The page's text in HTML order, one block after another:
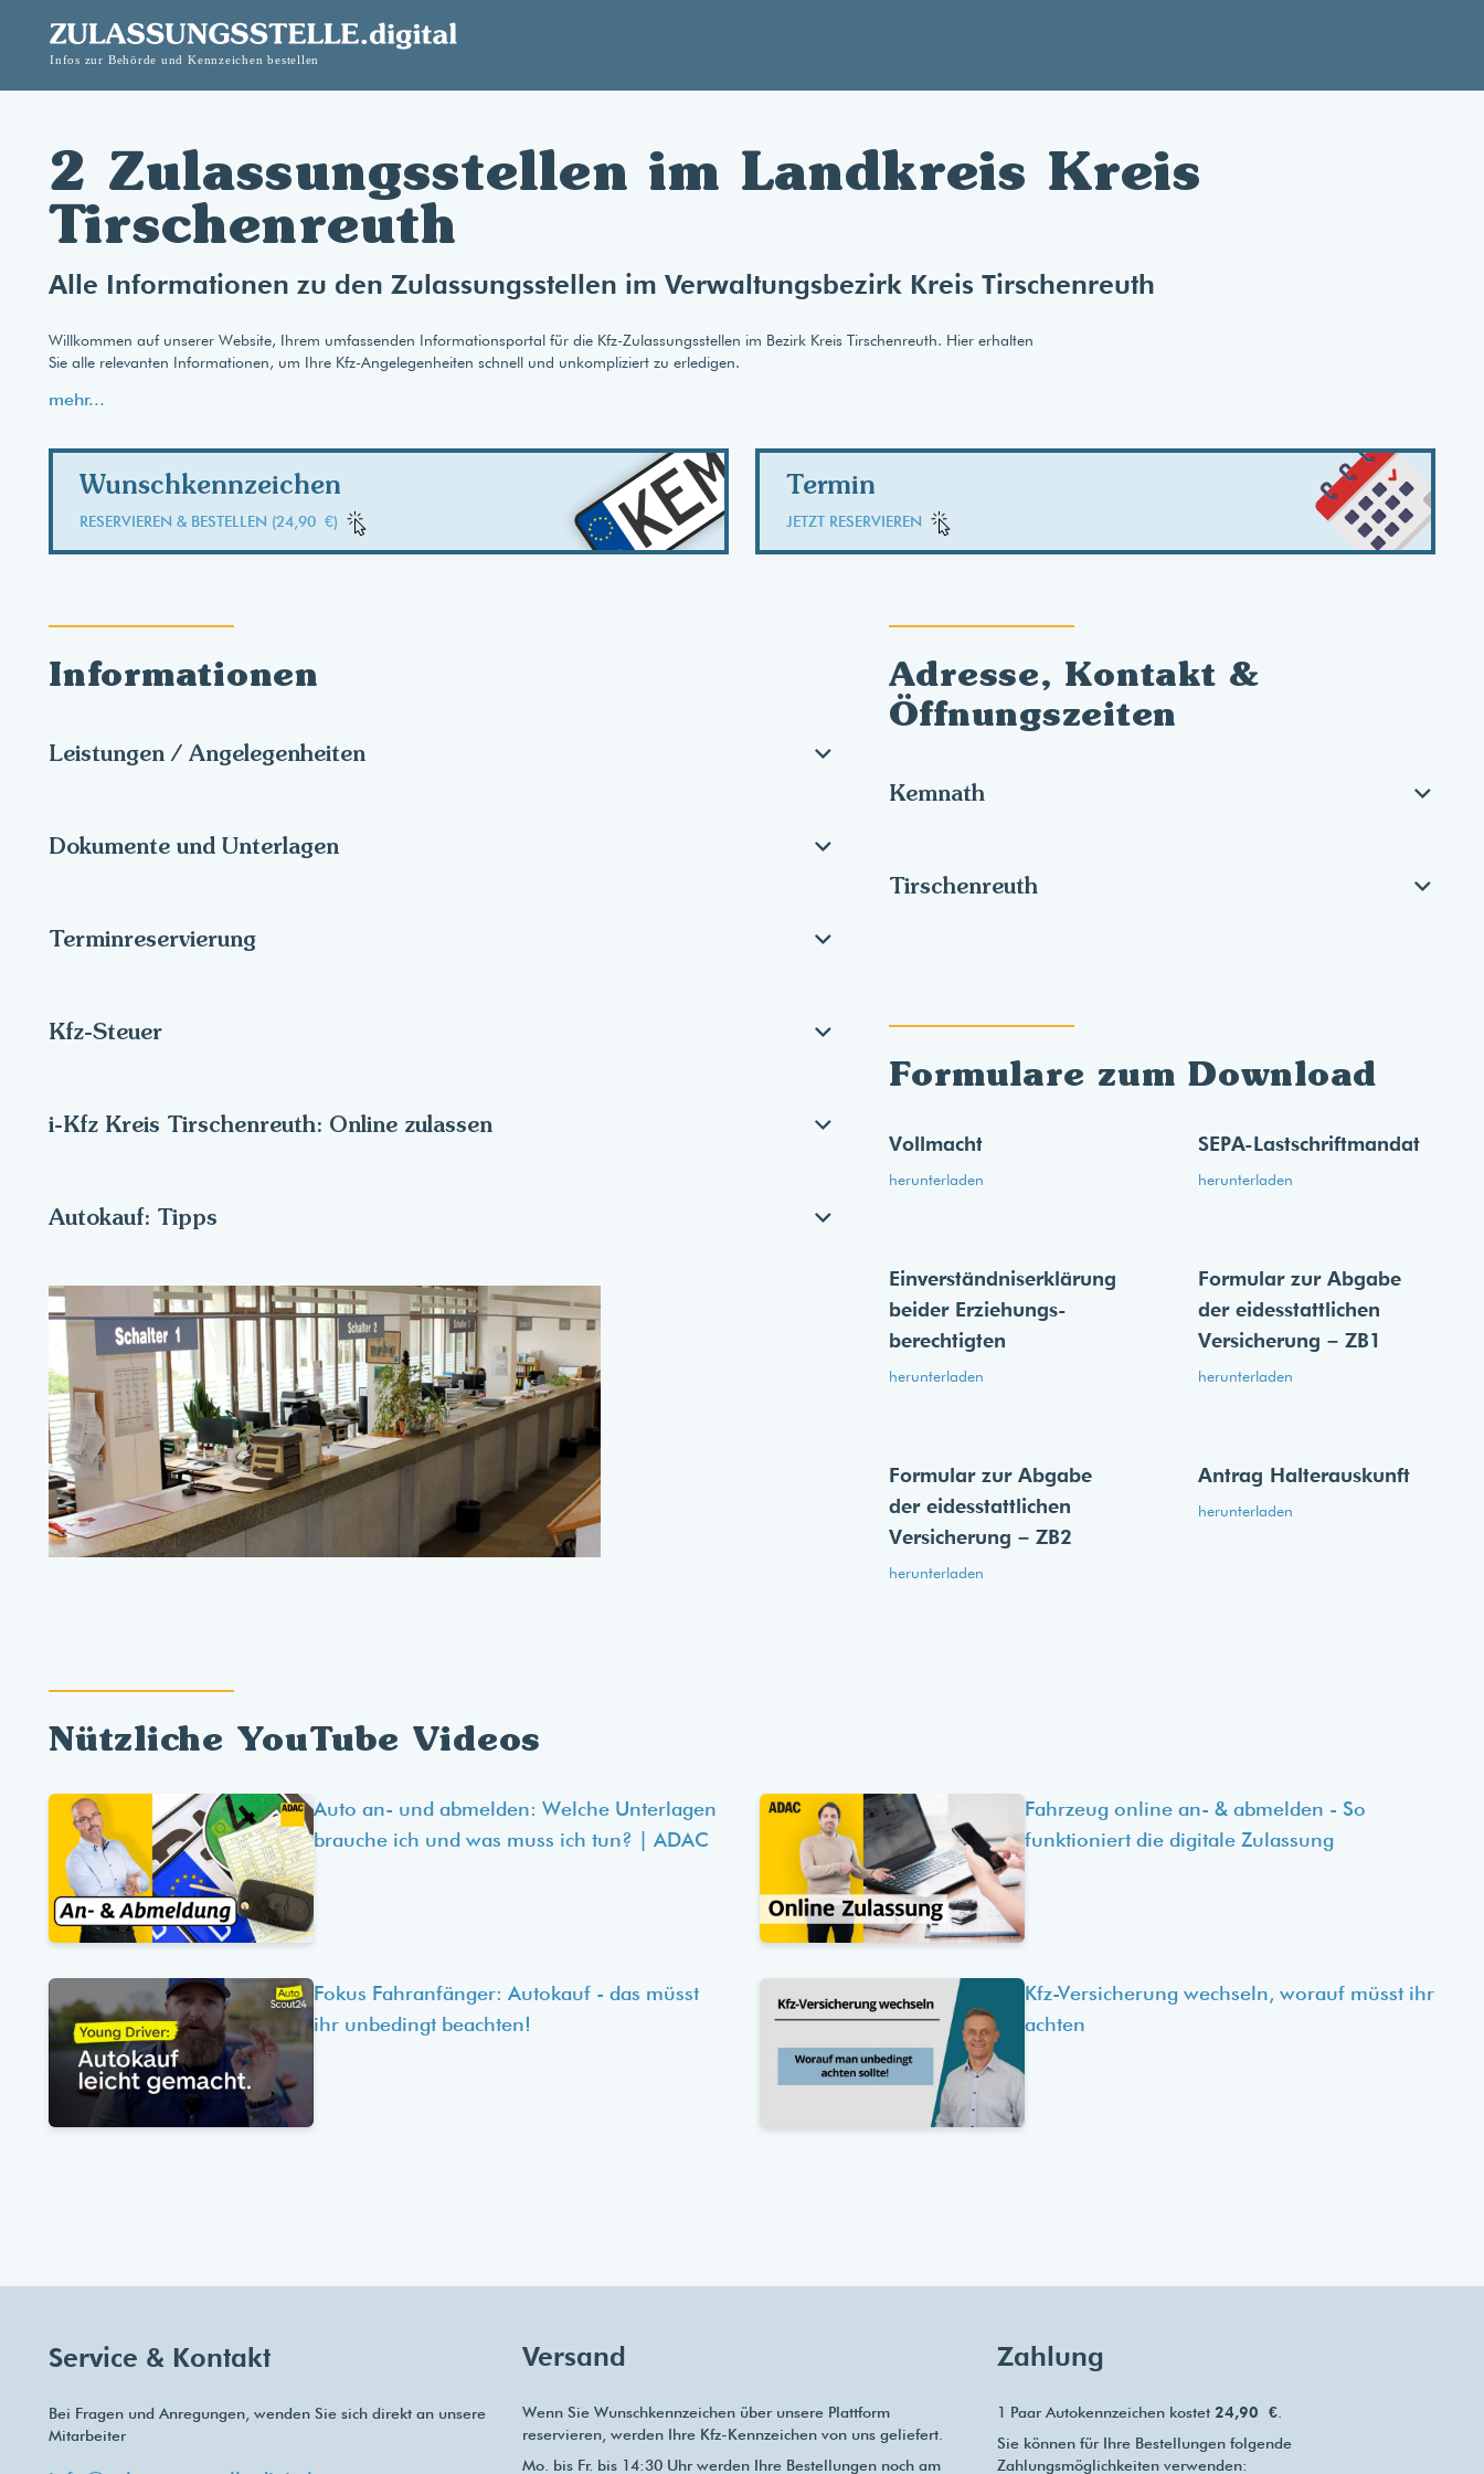
2 Zulassungsstellen im Landkreis Kreis
Tirschenreuth
Alle Informationen zu den Zulassungsstellen im Verwaltungsbezirk Kreis Tirschenreuth
Willkommen auf unserer Website, Ihrem umfassenden Informationsportal für die Kfz-Zulassungsstellen im Bezirk Kreis Tirschenreuth. Hier erhalten
Sie alle relevanten Informationen, um Ihre Kfz-Angelegenheiten schnell und unkompliziert zu erledigen.
mehr...
Wunschkennzeichen
RESERVIEREN & BESTELLEN (24,90 €) KEMABTermin
JETZT RESERVIEREN
Informationen
Leistungen / Angelegenheiten
Dokumente und Unterlagen
Terminreservierung
Kfz-Steuer
i-Kfz Kreis Tirschenreuth: Online zulassen
Autokauf: Tipps
Adresse, Kontakt &
Öffnungszeiten
Kemnath
Tirschenreuth
Formulare zum Download
Vollmacht
herunterladen
SEPA-Lastschriftmandat
herunterladen
Einverständnis­erklärung
beider Erziehungs­
berechtigten
herunterladen
Formular zur Abgabe
der eides­stattlichen
Versicherung – ZB1
herunterladen
Formular zur Abgabe
der eides­stattlichen
Versicherung – ZB2
herunterladen
Antrag Halterauskunft
herunterladen
Nützliche YouTube Videos
Auto an- und abmelden: Welche Unterlagen
brauche ich und was muss ich tun? | ADAC
Fahrzeug online an- & abmelden - So
funktioniert die digitale Zulassung
Fokus Fahranfänger: Autokauf - das müsst
ihr unbedingt beachten!
Kfz-Versicherung wechseln, worauf müsst ihr
achten
Service & Kontakt
Bei Fragen und Anregungen, wenden Sie sich direkt an unsere
Mitarbeiter
Versand
Wenn Sie Wunschkennzeichen über unsere Plattform
reservieren, werden Ihre Kfz-Kennzeichen von uns geliefert.
Mo. bis Fr. bis 14:30 Uhr werden Ihre Bestellungen noch am
Zahlung
1 Paar Autokennzeichen kostet 24,90 €.
Sie können für Ihre Bestellungen folgende
Zahlungsmöglichkeiten verwenden: